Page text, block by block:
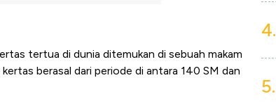
tertua di dunia ditemukan di sebuah makam
berasal dari periode di antara 140 SM dan
4.
5.